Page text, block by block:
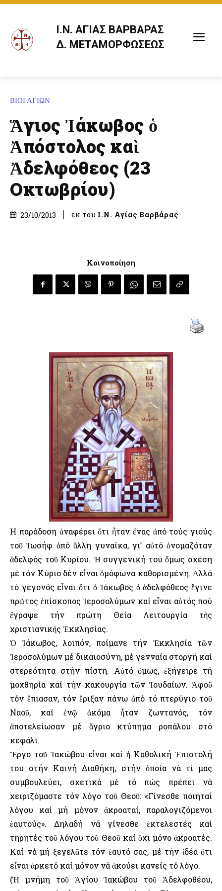
Ι.Ν. ΑΓΙΑΣ ΒΑΡΒΑΡΑΣ
Δ. ΜΕΤΑΜΟΡΦΩΣΕΩΣ
ΒΙΟΙ ΑΓΙΩΝ
Ἅγιος Ἰάκωβος ὁ
Ἀπόστολος καὶ
Ἀδελφόθεος (23
Οκτωβρίου)
23/10/2013 εκ του Ι.Ν. Αγίας Βαρβάρας
Κοινοποίηση
Η παράδοση ἀναφέρει ὅτι ἦταν ἕνας ἀπό τούς γιούς
τοῦ Ἰωσήφ ἀπό ἄλλη γυναίκα, γι’ αὐτό ὀνομαζόταν
ἀδελφός τοῦ Κυρίου. Ἡ συγγενική του ὅμως σχέση
μέ τόν Κύριο δέν εἶναι ὁμόφωνα καθορισμένη. Ἀλλά
τό γεγονός εἶναι ὅτι ὁ Ἰάκωβος ὁ ἀδελφόθεος ἔγινε
πρῶτος ἐπίσκοπος Ἱεροσολύμων καί εἶναι αὐτός πού
ἔγραψε τήν πρώτη Θεία Λειτουργία τῆς
χριστιανικῆς Ἐκκλησίας.
Ὁ Ἰάκωβος, λοιπόν, ποίμανε τήν Ἐκκλησία τῶν
Ἱεροσολύμων μέ δικαιοσύνη, μέ γενναία στοργή καί
στερεότητα στήν πίστη. Αὐτό ὅμως, ἐξήγειρε τή
μοχθηρία καί τήν κακουργία τῶν Ἰουδαίων. Ἀφοῦ
τόν ἔπιασαν, τόν ἔριξαν πάνω ἀπό τό πτερύγιο τοῦ
Ναοῦ, καί ἐνῷ ἀκόμα ἦταν ζωντανός, τόν
ἀποτελείωσαν μέ ἄγριο κτύπημα ροπάλου στό
κεφάλι.
Ἔργο τοῦ Ἰακώβου εἶναι καί ἡ Καθολική Ἐπιστολή
του στήν Καινή Διαθήκη, στήν ὁποία νά τί μας
συμβουλεύει, σχετικά μέ τό πώς πρέπει νά
χειριζόμαστε τόν λόγο τοῦ Θεοῦ: «Γίνεσθε ποιηταί
λόγου καί μή μόνον ἀκροαταί, παραλογιζόμενοι
ἑαυτούς». Δηλαδή νά γίνεσθε ἐκτελεστές καί
τηρητές τοῦ λόγου τοῦ Θεοῦ καί ὄχι μόνο ἀκροατές.
Καί νά μή ξεγελᾶτε τόν ἑαυτό σας, μέ τήν ἰδέα ὅτι
εἶναι ἀρκετό καί μόνον νά ἀκούει κανείς τό λόγο.
(Ἡ μνήμη τοῦ Ἁγίου Ἰακώβου τοῦ Ἀδελφοθέου,